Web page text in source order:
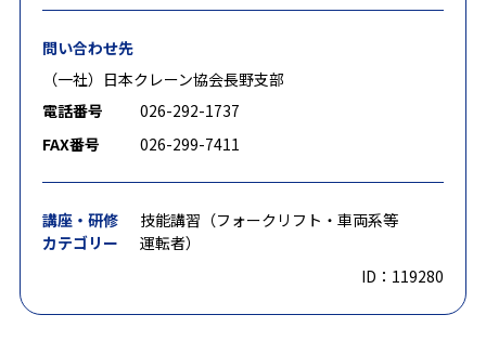
問い合わせ先
（一社）日本クレーン協会長野支部
電話番号
026-292-1737
FAX番号
026-299-7411
講座・研修
カテゴリー
技能講習（フォークリフト・車両系等
運転者）
ID：119280